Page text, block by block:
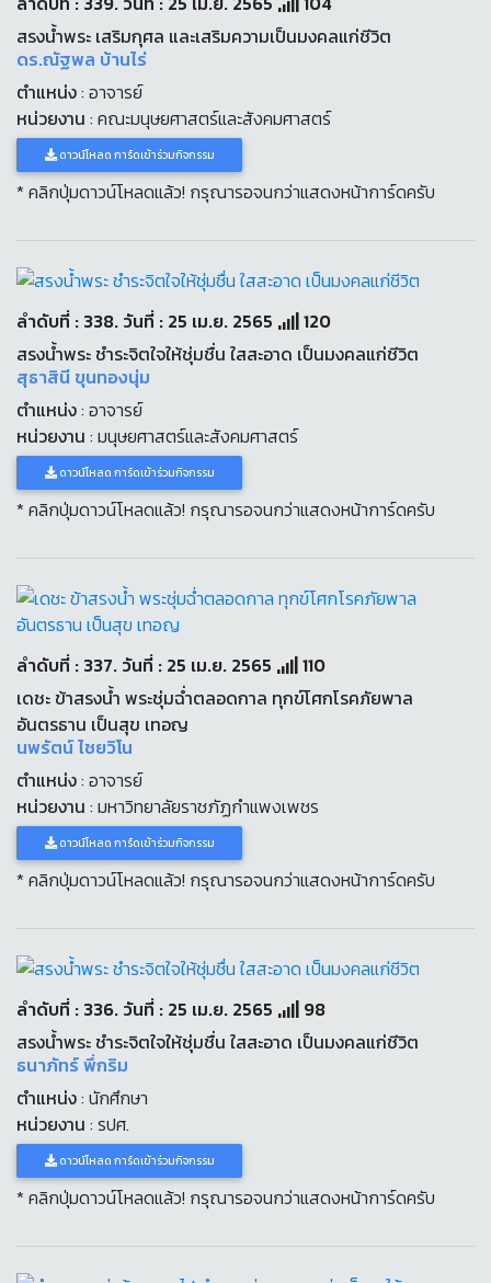
สรงน้ำพระ เสริมกุศล และเสริมความเป็นมงคลแก่ชีวิต
ดร.ณัฐพล บ้านไร่
ตำแหน่ง: อาจารย์
หน่วยงาน : คณะมนุษยศาสตร์และสังคมศาสตร์
ดาวน์โหลด การ์ดเข้าร่วมกิจกรรม
* คลิกปุ่มดาวน์โหลดแล้ว! กรุณารอจนกว่าแสดงหน้าการ์ดครับ
ลำดับที่ : 338. วันที่ : 25 เม.ย. 2565
120
สรงน้ำพระ ชำระจิตใจให้ชุ่มชื่น ใสสะอาด เป็นมงคลแก่ชีวิต
สุธาสินี ขุนทองนุ่ม
ตำแหน่ง: อาจารย์
หน่วยงาน : มนุษยศาสตร์และสังคมศาสตร์
ดาวน์โหลด การ์ดเข้าร่วมกิจกรรม
* คลิกปุ่มดาวน์โหลดแล้ว! กรุณารอจนกว่าแสดงหน้าการ์ดครับ
ลำดับที่ : 337. วันที่ : 25 เม.ย. 2565
110
เดชะ ข้าสรงน้ำ พระชุ่มฉ่ำตลอดกาล ทุกข์โศกโรคภัยพาล
อันตรธาน เป็นสุข เทอญ
นพรัตน์ ไชยวิโน
ตำแหน่ง: อาจารย์
หน่วยงาน : มหาวิทยาลัยราชภัฏกำแพงเพชร
ดาวน์โหลด การ์ดเข้าร่วมกิจกรรม
* คลิกปุ่มดาวน์โหลดแล้ว! กรุณารอจนกว่าแสดงหน้าการ์ดครับ
ลำดับที่ : 336. วันที่ : 25 เม.ย. 2565
98
สรงน้ำพระ ชำระจิตใจให้ชุ่มชื่น ใสสะอาด เป็นมงคลแก่ชีวิต
ธนาภัทร์ พึ่กริม
ตำแหน่ง: นักศึกษา
หน่วยงาน : รปศ.
ดาวน์โหลด การ์ดเข้าร่วมกิจกรรม
* คลิกปุ่มดาวน์โหลดแล้ว! กรุณารอจนกว่าแสดงหน้าการ์ดครับ